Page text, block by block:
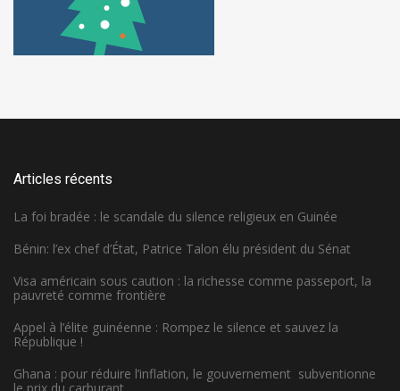
Articles récents
La foi bradée : le scandale du silence religieux en Guinée
Bénin: l’ex chef d’État, Patrice Talon élu président du Sénat
Visa américain sous caution : la richesse comme passeport, la
pauvreté comme frontière
Appel à l’élite guinéenne : Rompez le silence et sauvez la
République !
Ghana : pour réduire l’inflation, le gouvernement subventionne